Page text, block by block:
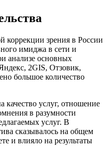
коррекции зрения в России
имиджа в сети и
анализе основных
2GIS, Отзовик,
большое количество
услуг, отношение
в разумности
услуг. В
сказывалось на общем
и влияло на результаты